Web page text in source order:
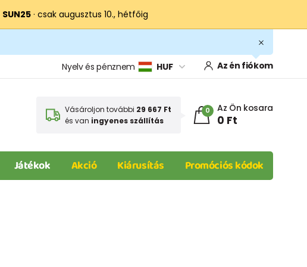
SUN25· csak augusztus 10., hétfőig
Nyelv és pénznem HUF Az én fiókom
Vásároljon további 29 667 Ft
és van ingyenes szállítás
0 Az Ön kosara
0 Ft
Játékok Akció Kiárusítás Promóciós kódok